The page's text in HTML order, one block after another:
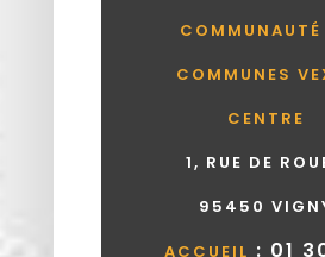
COMMUNAUTÉ
COMMUNES
CENTRE
1, RUE DE
95450
ACCUEIL : 01